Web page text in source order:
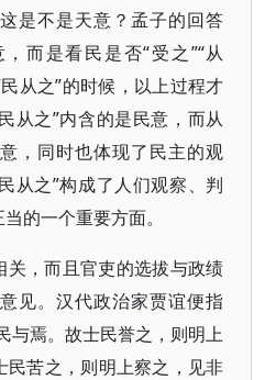
是不是天意？孟子的回答
而是看民是否“受之”“从
从之”的时候，以上过程才
从之”内含的是民意，而从
，同时也体现了民主的观
从之”构成了人们观察、判
的一个重要方面。
关，而且官吏的选拔与政绩
见。汉代政治家贾谊便指
与焉。故士民誉之，则明上
苦之，则明上察之，见非